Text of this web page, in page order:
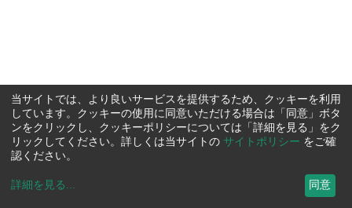
当サイトでは、より良いサービスを提供するため、クッキーを利用
しています。クッキーの使用に同意いただける場合は「同意」ボタ
ンをクリックし、クッキーポリシーについては「詳細を見る」をク
リックしてください。詳しくは当サイトの サイトポリシー をご確
認ください。
詳細を見る ... 同意